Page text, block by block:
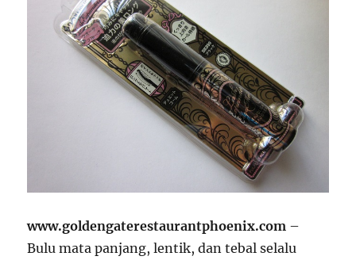
www.goldengaterestaurantphoenix.com –
Bulu mata panjang, lentik, dan tebal selalu